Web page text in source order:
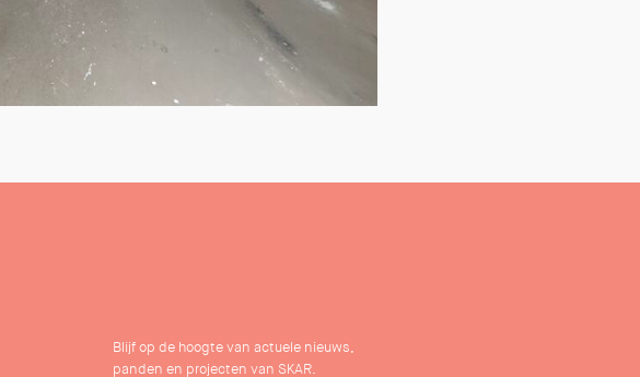
Blijf op de hoogte van actuele nieuws,
panden en projecten van SKAR.